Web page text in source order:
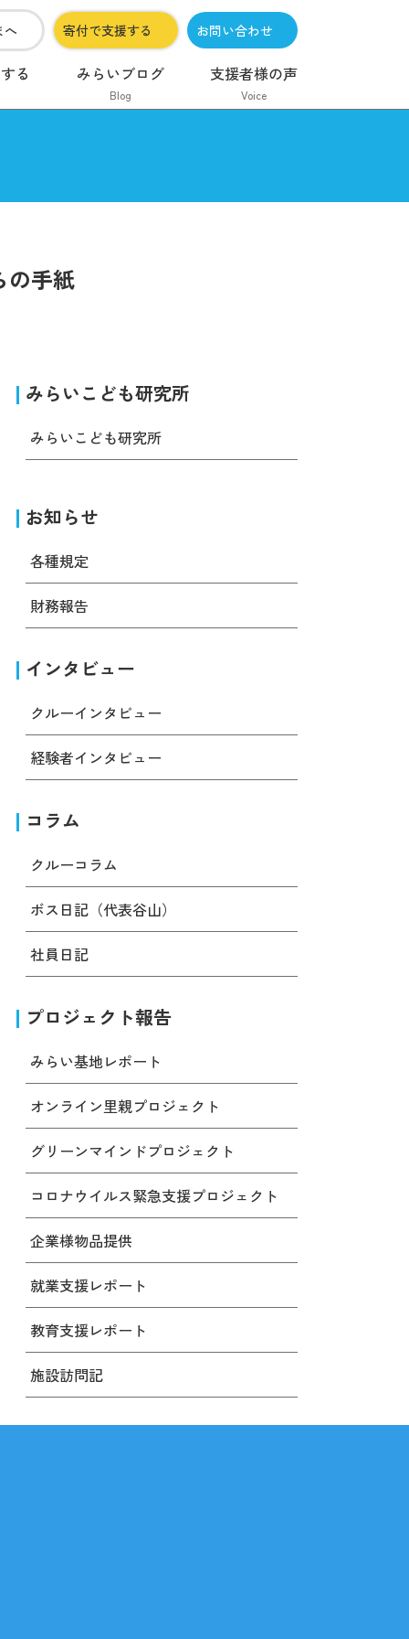
へ 寄付で支援する お問い合わせ
る みらいブログ
Blog
支援者様の声
Voice
の手紙
みらいこども研究所
みらいこども研究所
お知らせ
各種規定
財務報告
インタビュー
クルーインタビュー
経験者インタビュー
コラム
クルーコラム
ボス日記（代表谷山）
社員日記
プロジェクト報告
みらい基地レポート
オンライン里親プロジェクト
グリーンマインドプロジェクト
コロナウイルス緊急支援プロジェクト
企業様物品提供
就業支援レポート
教育支援レポート
施設訪問記